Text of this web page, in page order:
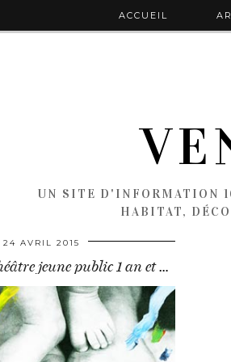
UN SITE D'INFORMATION
HABITAT,
ACCUEIL
24 AVRIL 2015
Enchantés – Théâtre jeune public 1 an et + – …